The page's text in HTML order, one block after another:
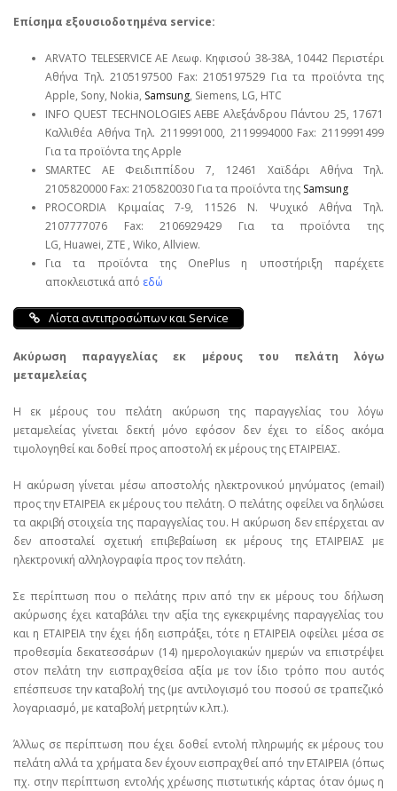
Επίσημα εξουσιοδοτημένα service:
ARVATO TELESERVICE ΑΕ Λεωφ. Κηφισού 38-38Α, 10442 Περιστέρι
Αθήνα Τηλ. 2105197500 Fax: 2105197529 Για τα προϊόντα της
Apple, Sony, Nokia, Samsung, Siemens, LG, HTC
INFO QUEST TECHNOLOGIES ΑΕΒΕ Αλεξάνδρου Πάντου 25, 17671
Καλλιθέα Αθήνα Τηλ. 2119991000, 2119994000 Fax: 2119991499
Για τα προϊόντα της Apple
SMARTEC ΑΕ Φειδιππίδου 7, 12461 Χαϊδάρι Αθήνα Τηλ.
2105820000 Fax: 2105820030 Για τα προϊόντα της Samsung
PROCORDIA Κριμαίας 7-9, 11526 Ν. Ψυχικό Αθήνα Τηλ.
2107777076 Fax: 2106929429 Για τα προϊόντα της
LG, Huawei, ΖΤΕ , Wiko, Allview.
Για τα προϊόντα της OnePlus η υποστήριξη παρέχετε
αποκλειστικά από εδώ
Λίστα αντιπροσώπων και Service
Ακύρωση παραγγελίας εκ μέρους του πελάτη λόγω
μεταμελείας
Η εκ μέρους του πελάτη ακύρωση της παραγγελίας του λόγω
μεταμελείας γίνεται δεκτή μόνο εφόσον δεν έχει το είδος ακόμα
τιμολογηθεί και δοθεί προς αποστολή εκ μέρους της ΕΤΑΙΡΕΙΑΣ.
Η ακύρωση γίνεται μέσω αποστολής ηλεκτρονικού μηνύματος (email)
προς την ΕΤΑΙΡΕΙΑ εκ μέρους του πελάτη. Ο πελάτης οφείλει να δηλώσει
τα ακριβή στοιχεία της παραγγελίας του. Η ακύρωση δεν επέρχεται αν
δεν αποσταλεί σχετική επιβεβαίωση εκ μέρους της ΕΤΑΙΡΕΙΑΣ με
ηλεκτρονική αλληλογραφία προς τον πελάτη.
Σε περίπτωση που ο πελάτης πριν από την εκ μέρους του δήλωση
ακύρωσης έχει καταβάλει την αξία της εγκεκριμένης παραγγελίας του
και η ΕΤΑΙΡΕΙΑ την έχει ήδη εισπράξει, τότε η ΕΤΑΙΡΕΙΑ οφείλει μέσα σε
προθεσμία δεκατεσσάρων (14) ημερολογιακών ημερών να επιστρέψει
στον πελάτη την εισπραχθείσα αξία με τον ίδιο τρόπο που αυτός
επέσπευσε την καταβολή της (με αντιλογισμό του ποσού σε τραπεζικό
λογαριασμό, με καταβολή μετρητών κ.λπ.).
Άλλως σε περίπτωση που έχει δοθεί εντολή πληρωμής εκ μέρους του
πελάτη αλλά τα χρήματα δεν έχουν εισπραχθεί από την ΕΤΑΙΡΕΙΑ (όπως
πχ. στην περίπτωση εντολής χρέωσης πιστωτικής κάρτας όταν όμως η